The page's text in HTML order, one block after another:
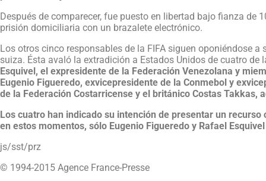
Después de comparecer, fue puesto en libertad bajo fianza de
prisión domiciliaria con un brazalete electrónico.
Los otros cinco responsables de la FIFA siguen oponiéndose
suiza. Ésta avaló la extradición a Estados Unidos de cuatro de
Esquivel, el expresidente de la Federación Venezolana y
Eugenio Figueredo, exvicepresidente de la Conmebol y
de la Federación Costarricense y el británico Costas Takkas,
Los cuatro han indicado su intención de presentar un
en estos momentos, sólo Eugenio Figueredo y Rafael
js/sst/prz
© 1994-2015 Agence France-Presse